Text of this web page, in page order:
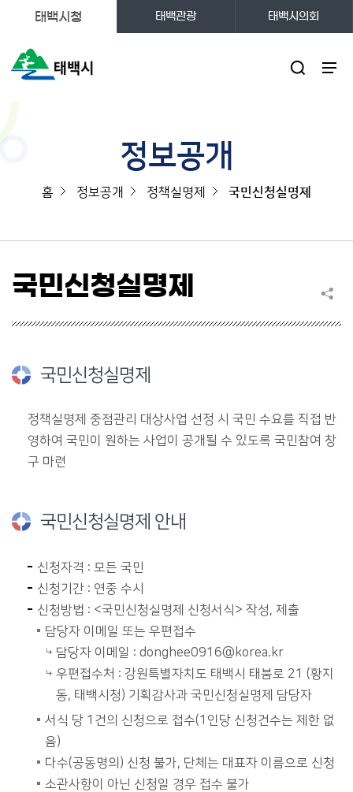
태백시청 태백관광 태백시의회
정보공개
홈 정보공개 정책실명제 국민신청실명제
국민신청실명제
국민신청실명제
정책실명제 중점관리 대상사업 선정 시 국민 수요를 직접 반
영하여 국민이 원하는 사업이 공개될 수 있도록 국민참여 창
구 마련
국민신청실명제 안내
신청자격 : 모든 국민
신청기간 : 연중 수시
신청방법 : <국민신청실명제 신청서식> 작성, 제출
담당자 이메일 또는 우편접수
담당자 이메일 : donghee0916@korea.kr
우편접수처 : 강원특별자치도 태백시 태붐로 21 (황지
동, 태백시청) 기획감사과 국민신청실명제 담당자
서식 당 1건의 신청으로 접수(1인당 신청건수는 제한 없
음)
다수(공동명의) 신청 불가, 단체는 대표자 이름으로 신청
소관사항이 아닌 신청일 경우 접수 불가